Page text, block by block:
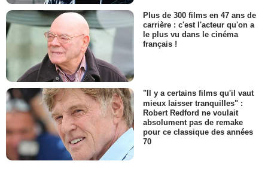
Plus de 300 films en 47 ans de
carrière : c'est l'acteur qu'on a
le plus vu dans le cinéma
français !
"Il y a certains films qu'il vaut
mieux laisser tranquilles" :
Robert Redford ne voulait
absolument pas de remake
pour ce classique des années
70